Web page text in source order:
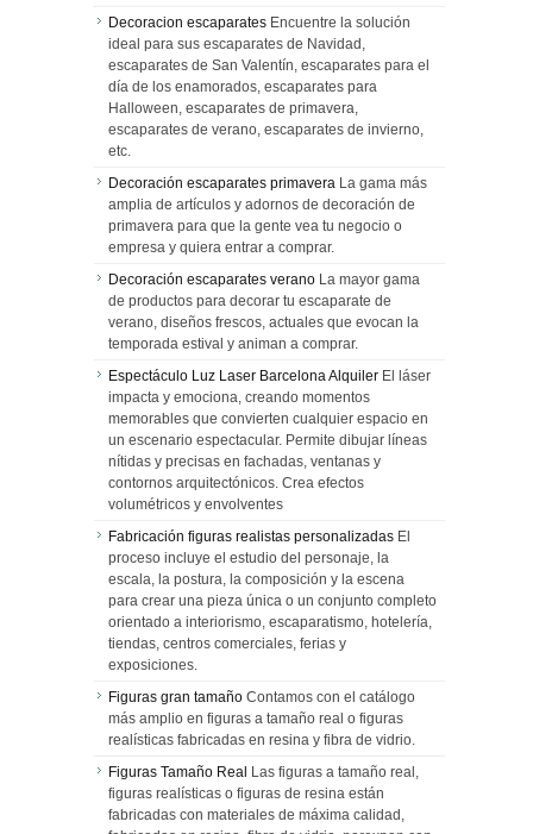
Decoracion escaparates Encuentre la solución
ideal para sus escaparates de Navidad,
escaparates de San Valentín, escaparates para el
día de los enamorados, escaparates para
Halloween, escaparates de primavera,
escaparates de verano, escaparates de invierno,
etc.
Decoración escaparates primavera La gama más
amplia de artículos y adornos de decoración de
primavera para que la gente vea tu negocio o
empresa y quiera entrar a comprar.
Decoración escaparates verano La mayor gama
de productos para decorar tu escaparate de
verano, diseños frescos, actuales que evocan la
temporada estival y animan a comprar.
Espectáculo Luz Laser Barcelona Alquiler El láser
impacta y emociona, creando momentos
memorables que convierten cualquier espacio en
un escenario espectacular. Permite dibujar líneas
nítidas y precisas en fachadas, ventanas y
contornos arquitectónicos. Crea efectos
volumétricos y envolventes
Fabricación figuras realistas personalizadas El
proceso incluye el estudio del personaje, la
escala, la postura, la composición y la escena
para crear una pieza única o un conjunto completo
orientado a interiorismo, escaparatismo, hotelería,
tiendas, centros comerciales, ferias y
exposiciones.
Figuras gran tamaño Contamos con el catálogo
más amplio en figuras a tamaño real o figuras
realísticas fabricadas en resina y fibra de vidrio.
Figuras Tamaño Real Las figuras a tamaño real,
figuras realísticas o figuras de resina están
fabricadas con materiales de máxima calidad,